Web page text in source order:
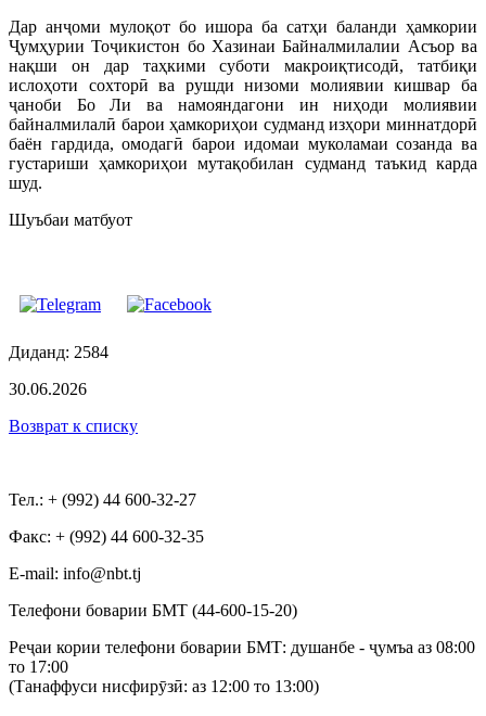
Дар анҷоми мулоқот бо ишора ба сатҳи баланди ҳамкории
Ҷумҳурии Тоҷикистон бо Хазинаи Байналмилалии Асъор ва
нақши он дар таҳкими суботи макроиқтисодӣ, татбиқи
ислоҳоти сохторӣ ва рушди низоми молиявии кишвар ба
ҷаноби Бо Ли ва намояндагони ин ниҳоди молиявии
байналмилалӣ барои ҳамкориҳои судманд изҳори миннатдорӣ
баён гардида, омодагӣ барои идомаи муколамаи созанда ва
густариши ҳамкориҳои мутақобилан судманд таъкид карда
шуд.
Шуъбаи матбуот
Диданд: 2584
30.06.2026
Возврат к списку
Тел.: + (992) 44 600-32-27
Факс: + (992) 44 600-32-35
Е-mail: info@nbt.tj
Телефони боварии БМТ (44-600-15-20)
Реҷаи кории телефони боварии БМТ: душанбе - ҷумъа аз 08:00
то 17:00
(Танаффуси нисфирӯзӣ: аз 12:00 то 13:00)